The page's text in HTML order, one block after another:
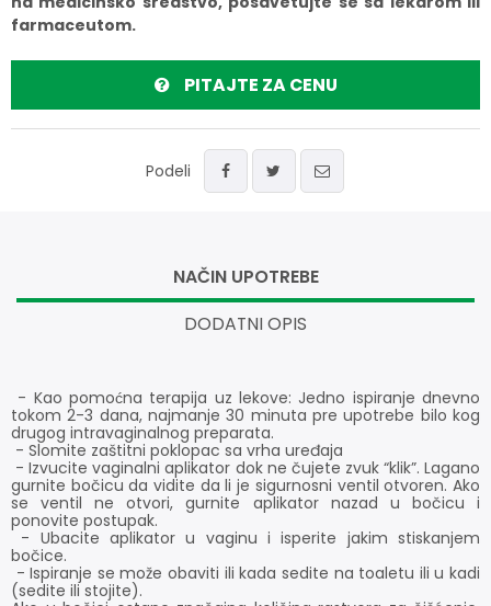
farmaceutom.
PITAJTE ZA CENU
Podeli
NAČIN UPOTREBE
DODATNI OPIS
- Kao pomoćna terapija uz lekove: Jedno ispiranje dnevno
tokom 2-3 dana, najmanje 30 minuta pre upotrebe bilo kog
drugog intravaginalnog preparata.
- Slomite zaštitni poklopac sa vrha uređaja
- Izvucite vaginalni aplikator dok ne čujete zvuk “klik”. Lagano
gurnite bočicu da vidite da li je sigurnosni ventil otvoren. Ako
se ventil ne otvori, gurnite aplikator nazad u bočicu i
ponovite postupak.
- Ubacite aplikator u vaginu i isperite jakim stiskanjem
bočice.
- Ispiranje se može obaviti ili kada sedite na toaletu ili u kadi
(sedite ili stojite).